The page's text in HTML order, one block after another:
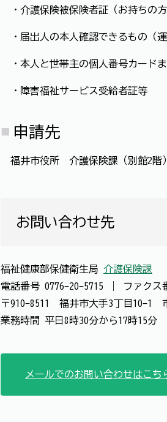
・介護保険被保険者証（お持ちの方
・届出人の本人確認できるもの（運
・本人と世帯主の個人番号カード
・障害福祉サービス受給者証等
申請先
福井市役所 介護保険課（別館2階）
お問い合わせ先
福祉健康部保健衛生局 介護保険課
電話番号 0776-20-5715 ファクス
〒910-8511 福井市大手3丁目10-1
業務時間 平日8時30分から17時15分
メールでのお問い合わせはこち